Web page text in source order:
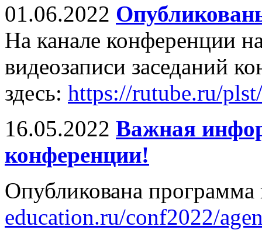
01.06.2022
На канале конференции
видеозаписи заседаний
здесь: https://rutube.ru/
16.05.2022 Важная
конференции!
Опубликована
education.ru/conf2022/